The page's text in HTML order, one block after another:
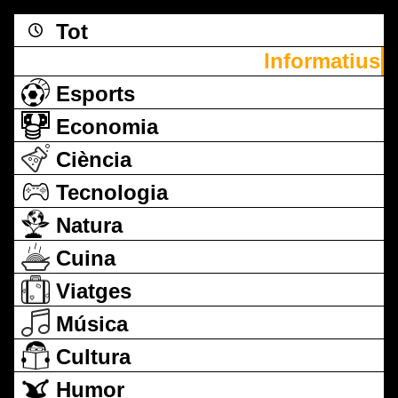
Tot
Informatius
Esports
Economia
Ciència
Tecnologia
Natura
Cuina
Viatges
Música
Cultura
Humor